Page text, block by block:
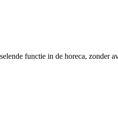
functie in de horeca, zonder